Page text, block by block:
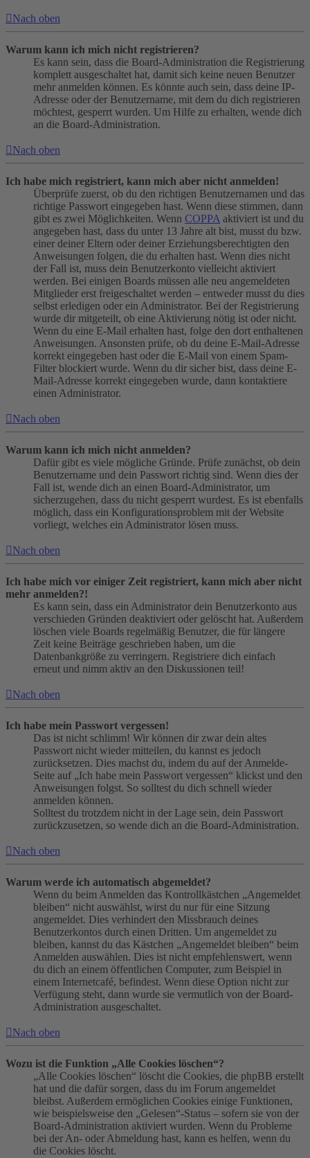
Nach oben
Warum kann ich mich nicht registrieren?
Es kann sein, dass die Board-Administration die Registrierung
komplett ausgeschaltet hat, damit sich keine neuen Benutzer
mehr anmelden können. Es könnte auch sein, dass deine IP-
Adresse oder der Benutzername, mit dem du dich registrieren
möchtest, gesperrt wurden. Um Hilfe zu erhalten, wende dich
an die Board-Administration.
Nach oben
Ich habe mich registriert, kann mich aber nicht anmelden!
Überprüfe zuerst, ob du den richtigen Benutzernamen und das
richtige Passwort eingegeben hast. Wenn diese stimmen, dann
gibt es zwei Möglichkeiten. Wenn COPPA aktiviert ist und du
angegeben hast, dass du unter 13 Jahre alt bist, musst du bzw.
einer deiner Eltern oder deiner Erziehungsberechtigten den
Anweisungen folgen, die du erhalten hast. Wenn dies nicht
der Fall ist, muss dein Benutzerkonto vielleicht aktiviert
werden. Bei einigen Boards müssen alle neu angemeldeten
Mitglieder erst freigeschaltet werden – entweder musst du dies
selbst erledigen oder ein Administrator. Bei der Registrierung
wurde dir mitgeteilt, ob eine Aktivierung nötig ist oder nicht.
Wenn du eine E-Mail erhalten hast, folge den dort enthaltenen
Anweisungen. Ansonsten prüfe, ob du deine E-Mail-Adresse
korrekt eingegeben hast oder die E-Mail von einem Spam-
Filter blockiert wurde. Wenn du dir sicher bist, dass deine E-
Mail-Adresse korrekt eingegeben wurde, dann kontaktiere
einen Administrator.
Nach oben
Warum kann ich mich nicht anmelden?
Dafür gibt es viele mögliche Gründe. Prüfe zunächst, ob dein
Benutzername und dein Passwort richtig sind. Wenn dies der
Fall ist, wende dich an einen Board-Administrator, um
sicherzugehen, dass du nicht gesperrt wurdest. Es ist ebenfalls
möglich, dass ein Konfigurationsproblem mit der Website
vorliegt, welches ein Administrator lösen muss.
Nach oben
Ich habe mich vor einiger Zeit registriert, kann mich aber nicht
mehr anmelden?!
Es kann sein, dass ein Administrator dein Benutzerkonto aus
verschieden Gründen deaktiviert oder gelöscht hat. Außerdem
löschen viele Boards regelmäßig Benutzer, die für längere
Zeit keine Beiträge geschrieben haben, um die
Datenbankgröße zu verringern. Registriere dich einfach
erneut und nimm aktiv an den Diskussionen teil!
Nach oben
Ich habe mein Passwort vergessen!
Das ist nicht schlimm! Wir können dir zwar dein altes
Passwort nicht wieder mitteilen, du kannst es jedoch
zurücksetzen. Dies machst du, indem du auf der Anmelde-
Seite auf „Ich habe mein Passwort vergessen“ klickst und den
Anweisungen folgst. So solltest du dich schnell wieder
anmelden können.
Solltest du trotzdem nicht in der Lage sein, dein Passwort
zurückzusetzen, so wende dich an die Board-Administration.
Nach oben
Warum werde ich automatisch abgemeldet?
Wenn du beim Anmelden das Kontrollkästchen „Angemeldet
bleiben“ nicht auswählst, wirst du nur für eine Sitzung
angemeldet. Dies verhindert den Missbrauch deines
Benutzerkontos durch einen Dritten. Um angemeldet zu
bleiben, kannst du das Kästchen „Angemeldet bleiben“ beim
Anmelden auswählen. Dies ist nicht empfehlenswert, wenn
du dich an einem öffentlichen Computer, zum Beispiel in
einem Internetcafé, befindest. Wenn diese Option nicht zur
Verfügung steht, dann wurde sie vermutlich von der Board-
Administration ausgeschaltet.
Nach oben
Wozu ist die Funktion „Alle Cookies löschen“?
„Alle Cookies löschen“ löscht die Cookies, die phpBB erstellt
hat und die dafür sorgen, dass du im Forum angemeldet
bleibst. Außerdem ermöglichen Cookies einige Funktionen,
wie beispielsweise den „Gelesen“-Status – sofern sie von der
Board-Administration aktiviert wurden. Wenn du Probleme
bei der An- oder Abmeldung hast, kann es helfen, wenn du
die Cookies löscht.